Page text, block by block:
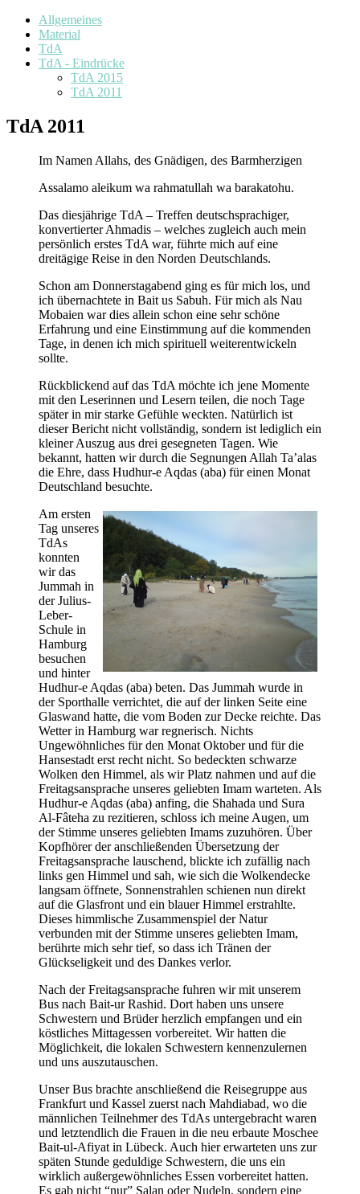
Allgemeines
Material
TdA
TdA - Eindrücke
TdA 2015
TdA 2011
TdA 2011
Im Namen Allahs, des Gnädigen, des Barmherzigen
Assalamo aleikum wa rahmatullah wa barakatohu.
Das diesjährige TdA – Treffen deutschsprachiger,
konvertierter Ahmadis – welches zugleich auch mein
persönlich erstes TdA war, führte mich auf eine
dreitägige Reise in den Norden Deutschlands.
Schon am Donnerstagabend ging es für mich los, und
ich übernachtete in Bait us Sabuh. Für mich als Nau
Mobaien war dies allein schon eine sehr schöne
Erfahrung und eine Einstimmung auf die kommenden
Tage, in denen ich mich spirituell weiterentwickeln
sollte.
Rückblickend auf das TdA möchte ich jene Momente
mit den Leserinnen und Lesern teilen, die noch Tage
später in mir starke Gefühle weckten. Natürlich ist
dieser Bericht nicht vollständig, sondern ist lediglich ein
kleiner Auszug aus drei gesegneten Tagen. Wie
bekannt, hatten wir durch die Segnungen Allah Ta’alas
die Ehre, dass Hudhur-e Aqdas (aba) für einen Monat
Deutschland besuchte.
Am ersten
Tag unseres
TdAs
konnten
wir das
Jummah in
der Julius-
Leber-
Schule in
Hamburg
besuchen
und hinter
Hudhur-e Aqdas (aba) beten. Das Jummah wurde in
der Sporthalle verrichtet, die auf der linken Seite eine
Glaswand hatte, die vom Boden zur Decke reichte. Das
Wetter in Hamburg war regnerisch. Nichts
Ungewöhnliches für den Monat Oktober und für die
Hansestadt erst recht nicht. So bedeckten schwarze
Wolken den Himmel, als wir Platz nahmen und auf die
Freitagsansprache unseres geliebten Imam warteten. Als
Hudhur-e Aqdas (aba) anfing, die Shahada und Sura
Al-Fâteha zu rezitieren, schloss ich meine Augen, um
der Stimme unseres geliebten Imams zuzuhören. Über
Kopfhörer der anschließenden Übersetzung der
Freitagsansprache lauschend, blickte ich zufällig nach
links gen Himmel und sah, wie sich die Wolkendecke
langsam öffnete, Sonnenstrahlen schienen nun direkt
auf die Glasfront und ein blauer Himmel erstrahlte.
Dieses himmlische Zusammenspiel der Natur
verbunden mit der Stimme unseres geliebten Imam,
berührte mich sehr tief, so dass ich Tränen der
Glückseligkeit und des Dankes verlor.
Nach der Freitagsansprache fuhren wir mit unserem
Bus nach Bait-ur Rashid. Dort haben uns unsere
Schwestern und Brüder herzlich empfangen und ein
köstliches Mittagessen vorbereitet. Wir hatten die
Möglichkeit, die lokalen Schwestern kennenzulernen
und uns auszutauschen.
Unser Bus brachte anschließend die Reisegruppe aus
Frankfurt und Kassel zuerst nach Mahdiabad, wo die
männlichen Teilnehmer des TdAs untergebracht waren
und letztendlich die Frauen in die neu erbaute Moschee
Bait-ul-Afiyat in Lübeck. Auch hier erwarteten uns zur
späten Stunde geduldige Schwestern, die uns ein
wirklich außergewöhnliches Essen vorbereitet hatten.
Es gab nicht “nur” Salan oder Nudeln, sondern eine